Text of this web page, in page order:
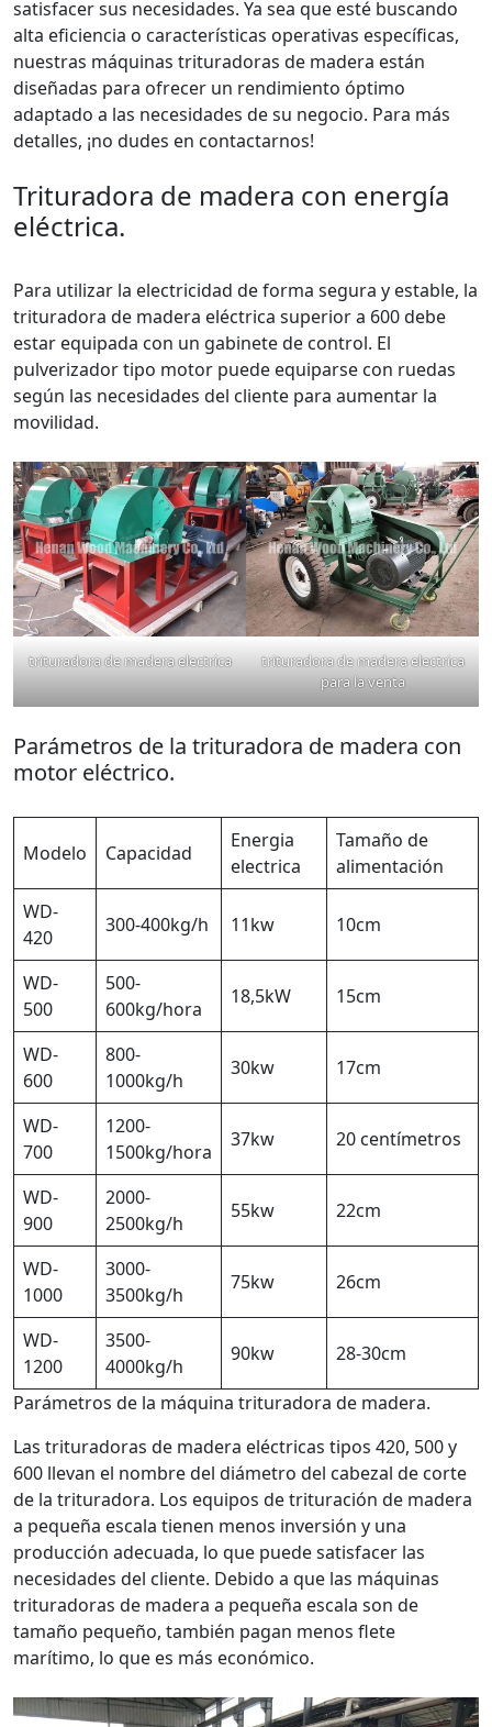
satisfacer sus necesidades. Ya sea que esté buscando
alta eficiencia o características operativas específicas,
nuestras máquinas trituradoras de madera están
diseñadas para ofrecer un rendimiento óptimo
adaptado a las necesidades de su negocio. Para más
detalles, ¡no dudes en contactarnos!
Trituradora de madera con energía
eléctrica.
Para utilizar la electricidad de forma segura y estable, la
trituradora de madera eléctrica superior a 600 debe
estar equipada con un gabinete de control. El
pulverizador tipo motor puede equiparse con ruedas
según las necesidades del cliente para aumentar la
movilidad.
trituradora de madera electrica
trituradora de madera electrica
para la venta
Parámetros de la trituradora de madera con
motor eléctrico.
Modelo Capacidad
Energia
electrica
Tamaño de
alimentación
WD-
420
300-400kg/h 11kw 10cm
WD-
500
500-
600kg/hora
18,5kW 15cm
WD-
600
800-
1000kg/h
30kw 17cm
WD-
700
1200-
1500kg/hora
37kw 20 centímetros
WD-
900
2000-
2500kg/h
55kw 22cm
WD-
1000
3000-
3500kg/h
75kw 26cm
WD-
1200
3500-
4000kg/h
90kw 28-30cm
Parámetros de la máquina trituradora de madera.
Las trituradoras de madera eléctricas tipos 420, 500 y
600 llevan el nombre del diámetro del cabezal de corte
de la trituradora. Los equipos de trituración de madera
a pequeña escala tienen menos inversión y una
producción adecuada, lo que puede satisfacer las
necesidades del cliente. Debido a que las máquinas
trituradoras de madera a pequeña escala son de
tamaño pequeño, también pagan menos flete
marítimo, lo que es más económico.